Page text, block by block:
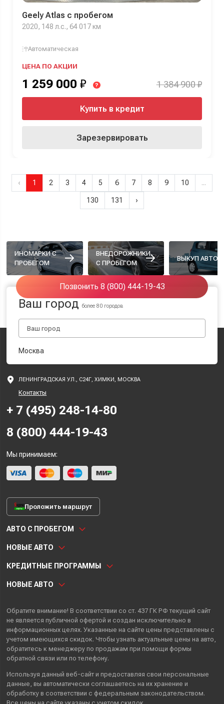
Geely Atlas с пробегом
2020, 148 л.с., 64 017 км
Автоматическая
ЦЕНА ПО АКЦИИ
1 259 000 ₽ ? 1 384 900 ₽
Купить в кредит
Зарезервировать
‹ 1 2 3 4 5 6 7 8 9 10 ...
130 131 ›
ИНОМАРКИ С
ПРОБЕГОМ
ВНЕДОРОЖНИКИ
С ПРОБЕГОМ
ВЫКУП АВТО
Позвонить 8 (800) 444-19-43
Ваш городболее 80 городов
Москва
ЛЕНИНГРАДСКАЯ УЛ., С24Г, ХИМКИ, МОСКВА
Контакты
+ 7 (495) 248-14-80
8 (800) 444-19-43
Мы принимаем:
Проложить маршрут
АВТО С ПРОБЕГОМ
НОВЫЕ АВТО
КРЕДИТНЫЕ ПРОГРАММЫ
НОВЫЕ АВТО
Обратите внимание! В соответствии со ст. 437 ГК РФ текущий сайт
не является публичной офертой и создан исключительно в
информационных целях. Указанные на сайте цены представлены с
учетом имеющихся скидок. Чтобы узнать актуальные цены на авто,
обратитесь к менеджеру по продажам при помощи формы
обратной связи или по телефону.
Используя данный веб-сайт и предоставляя свои персональные
данные , вы автоматически соглашаетесь на их хранение и
обработку в соответствии с федеральным законодательством.